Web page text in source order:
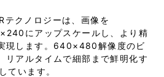
クノロジーは、画像を
にアップスケールし、より精
現します。640×480解像度のビ
リアルタイムで細部まで鮮明化す
ています。